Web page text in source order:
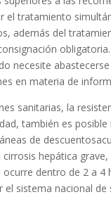
el tratamiento
además del
necesite
en materia de
sanitarias, la
también es posible
de
hepática
dentro de 2 a 4
sistema nacional de